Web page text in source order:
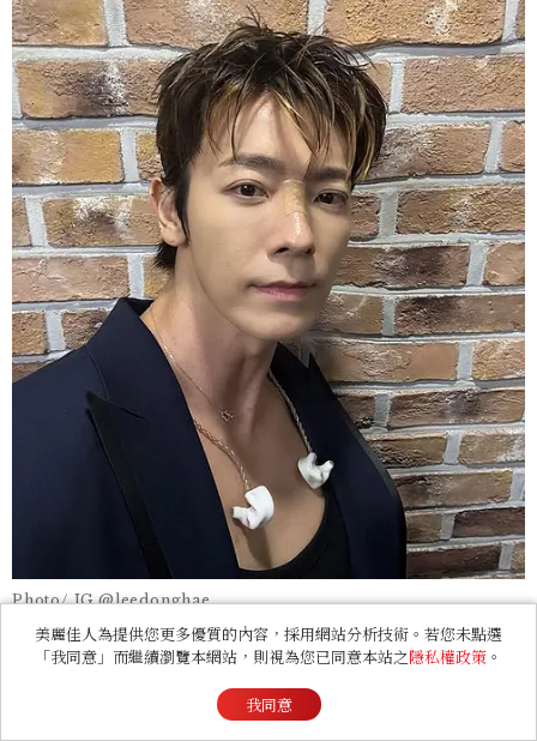
Photo/ IG @leedonghae
東海保養秘訣1：防曬是每天必做的保養
美麗佳人為提供您更多優質的內容，採用網站分析技術。若您未點選
「我同意」而繼續瀏覽本網站，則視為您已同意本站之隱私權政策 。
我同意